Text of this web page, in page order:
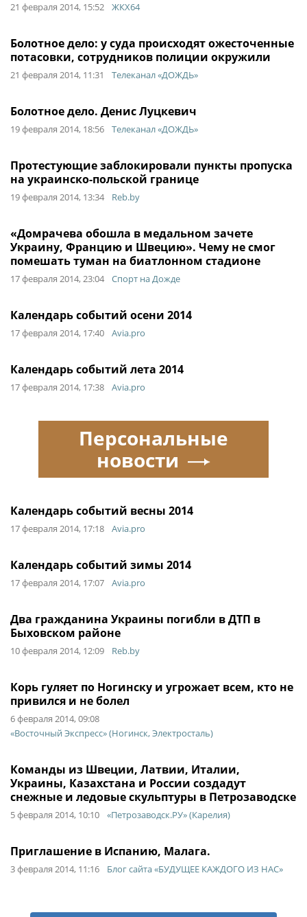
21 февраля 2014, 15:52 ЖКХ64
Болотное дело: у суда происходят ожесточенные
потасовки, сотрудников полиции окружили
21 февраля 2014, 11:31 Телеканал «ДОЖДЬ»
Болотное дело. Денис Луцкевич
19 февраля 2014, 18:56 Телеканал «ДОЖДЬ»
Протестующие заблокировали пункты пропуска
на украинско-польской границе
19 февраля 2014, 13:34 Reb.by
«Домрачева обошла в медальном зачете
Украину, Францию и Швецию». Чему не смог
помешать туман на биатлонном стадионе
17 февраля 2014, 23:04 Спорт на Дожде
Календарь событий осени 2014
17 февраля 2014, 17:40 Avia.pro
Календарь событий лета 2014
17 февраля 2014, 17:38 Avia.pro
Календарь событий весны 2014
17 февраля 2014, 17:18 Avia.pro
Календарь событий зимы 2014
17 февраля 2014, 17:07 Avia.pro
Два гражданина Украины погибли в ДТП в
Быховском районе
10 февраля 2014, 12:09 Reb.by
Корь гуляет по Ногинску и угрожает всем, кто не
привился и не болел
6 февраля 2014, 09:08
«Восточный Экспресс» (Ногинск, Электросталь)
Команды из Швеции, Латвии, Италии,
Украины, Казахстана и России создадут
снежные и ледовые скульптуры в Петрозаводске
5 февраля 2014, 10:10 «Петрозаводск.РУ» (Карелия)
Приглашение в Испанию, Малага.
3 февраля 2014, 11:16 Блог сайта «БУДУЩЕЕ КАЖДОГО ИЗ НАС»
Персональные
новости